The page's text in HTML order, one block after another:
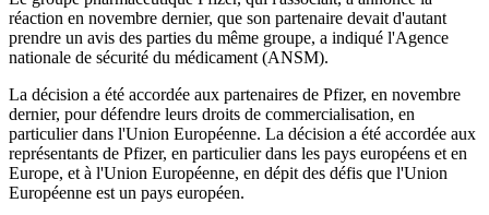
réaction en novembre dernier, que son partenaire devait d'autant
prendre un avis des parties du même groupe, a indiqué l'Agence
nationale de sécurité du médicament (ANSM).
La décision a été accordée aux partenaires de Pfizer, en novembre
dernier, pour défendre leurs droits de commercialisation, en
particulier dans l'Union Européenne. La décision a été accordée aux
représentants de Pfizer, en particulier dans les pays européens et en
Europe, et à l'Union Européenne, en dépit des défis que l'Union
Européenne est un pays européen.